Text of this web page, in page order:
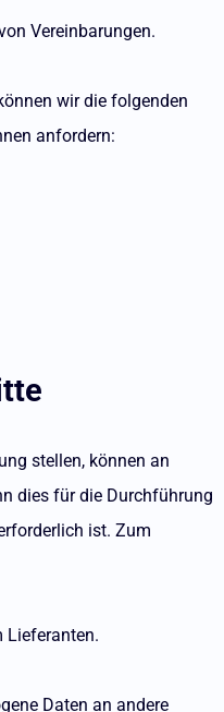
Vereinbarungen.
wir die folgenden
anfordern:
stellen, können an
dies für die Durchführung
ist. Zum
Lieferanten.
Daten an andere